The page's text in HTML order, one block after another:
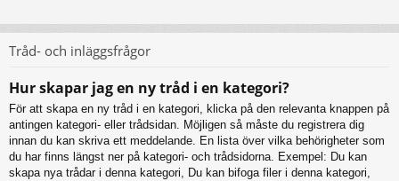
Tråd- och inläggsfrågor
Hur skapar jag en ny tråd i en kategori?
För att skapa en ny tråd i en kategori, klicka på den relevanta knappen på
antingen kategori- eller trådsidan. Möjligen så måste du registrera dig
innan du kan skriva ett meddelande. En lista över vilka behörigheter som
du har finns längst ner på kategori- och trådsidorna. Exempel: Du kan
skapa nya trådar i denna kategori, Du kan bifoga filer i denna kategori,